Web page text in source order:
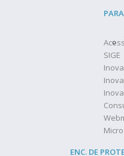
SIGE
ENC. DE